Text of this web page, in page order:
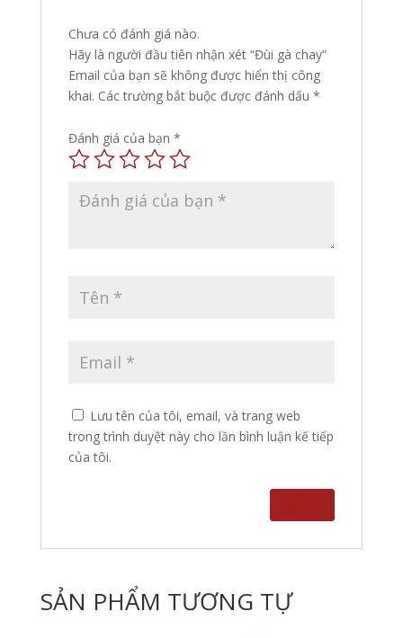
Chưa có đánh giá nào.
Hãy là người đầu tiên nhận xét “Đùi gà chay”
Email của bạn sẽ không được hiển thị công
khai. Các trường bắt buộc được đánh dấu *
Đánh giá của bạn *
Lưu tên của tôi, email, và trang web
trong trình duyệt này cho lần bình luận kế tiếp
của tôi.
SẢN PHẨM TƯƠNG TỰ